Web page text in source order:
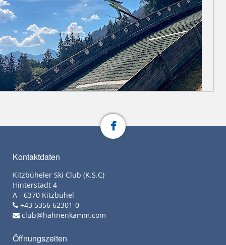
Kontaktdaten
Kitzbüheler Ski Club (K.S.C)
Hinterstadt 4
A - 6370 Kitzbühel
+43 5356 62301-0
club@hahnenkamm.com
Öffnungszeiten